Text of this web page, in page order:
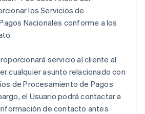
los Servicios de
Nacionales conforme a los
servicio al cliente al
cualquier asunto relacionado con
de Procesamiento de Pagos
el Usuario podrá contactar a
de contacto antes